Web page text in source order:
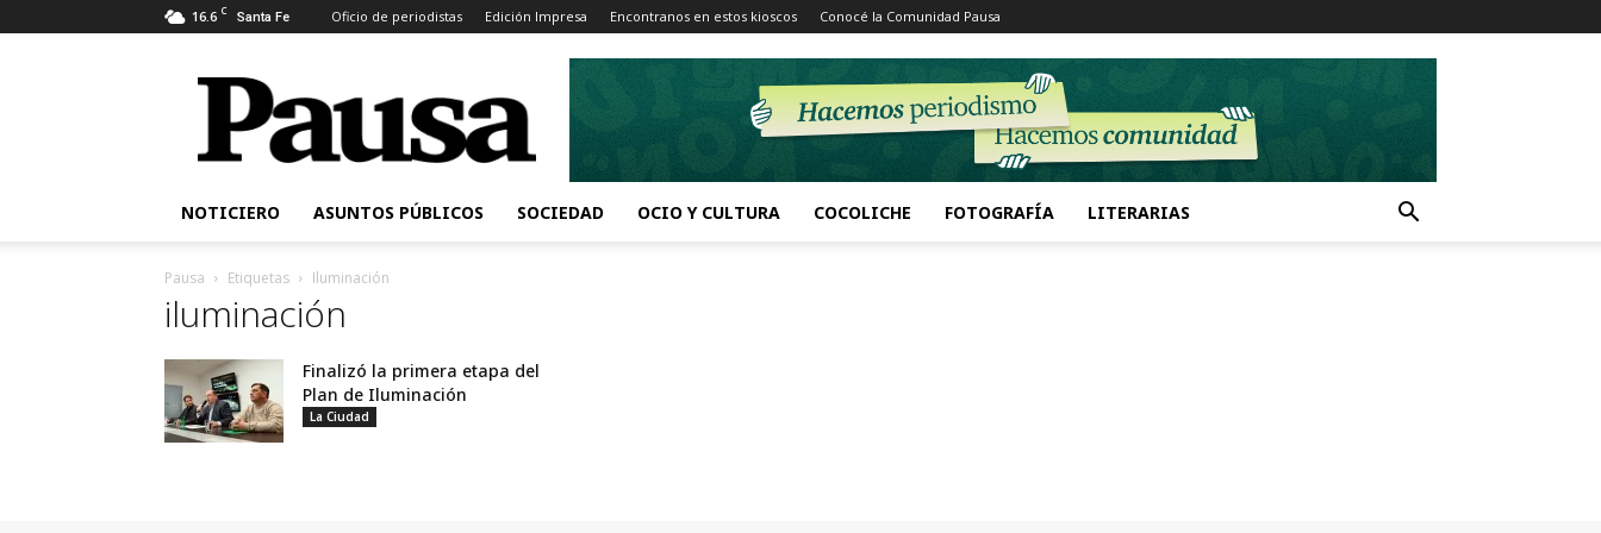
16.6 C Santa Fe Oficio de periodistas Edición Impresa Encontranos en estos kioscos Conocé la Comunidad Pausa
Pausa
NOTICIERO ASUNTOS PÚBLICOS SOCIEDAD OCIO Y CULTURA COCOLICHE FOTOGRAFÍA LITERARIAS
Pausa Etiquetas Iluminación
iluminación
Finalizó la primera etapa del
Plan de Iluminación
La Ciudad